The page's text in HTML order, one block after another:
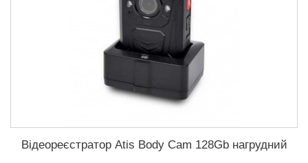
Відеореєстратор Atis Body Cam 128Gb нагрудний